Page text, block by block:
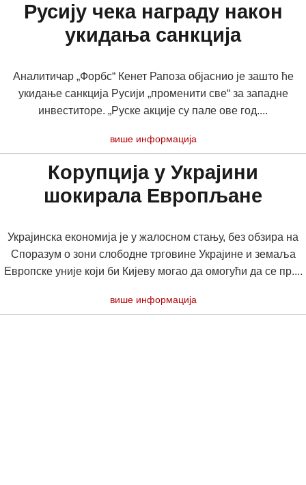
Русију чека награду након
укидања санкција
Аналитичар „Форбс“ Кенет Рапоза објаснио је зашто ће
укидање санкција Русији „променити све“ за западне
инвеститоре. „Руске акције су пале ове год....
више информација
Корупција у Украјини
шокирала Европљане
Украјинска економија је у жалосном стању, без обзира на
Споразум о зони слободне трговине Украјине и земаља
Европске уније који би Кијеву могао да омогући да се пр....
више информација